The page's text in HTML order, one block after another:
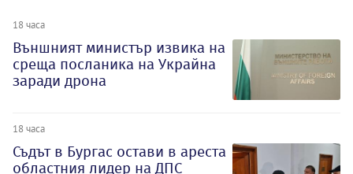
18 часа
Външният министър извика на
среща посланика на Украйна
заради дрона
18 часа
Съдът в Бургас остави в ареста
областния лидер на ДПС